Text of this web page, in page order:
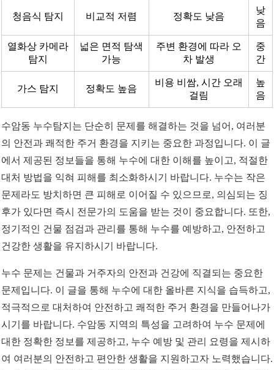
청음식 탐지 비교적 저렴 정확도 낮음
낮
음
열화상 카메라
탐지
넓은 면적 탐색
가능
주변 환경에 따라 오
차 발생
중
간
가스 탐지 정확도 높음
비용 비쌈, 시간 오래
걸림
높
음
수암동 누수탐지는 단순히 문제를 해결하는 것을 넘어, 여러분
의 안전과 쾌적한 주거 환경을 지키는 중요한 과정입니다. 이 글
에서 제공된 정보들을 통해 누수에 대한 이해를 높이고, 적절한
대처 방법을 익혀 피해를 최소화하시기 바랍니다. 누수는 작은
문제라도 방치하면 큰 피해로 이어질 수 있으므로, 의심되는 징
후가 있다면 즉시 전문가의 도움을 받는 것이 중요합니다. 또한,
정기적인 건물 점검과 관리를 통해 누수를 예방하고, 안전하고
건강한 생활을 유지하시기 바랍니다.
누수 문제는 건물과 거주자의 안전과 건강에 직결되는 중요한
문제입니다. 이 글을 통해 누수에 대한 올바른 지식을 습득하고,
적극적으로 대처하여 안전하고 쾌적한 주거 환경을 만들어나가
시기를 바랍니다. 수암동 지역의 특성을 고려하여 누수 문제에
대한 정확한 정보를 제공하고, 누수 예방 및 관리 요령을 제시하
여 여러분의 안전하고 편안한 생활을 지원하고자 노력했습니다.